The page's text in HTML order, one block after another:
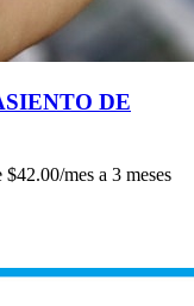
DE
$42.00/mes a 3 meses